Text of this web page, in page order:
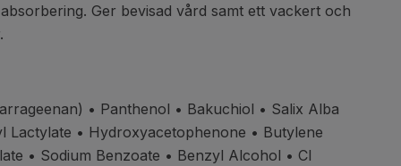
Ger bevisad vård samt ett vackert och
• Panthenol • Bakuchiol • Salix Alba
Lactylate • Hydroxyacetophenone • Butylene
• Sodium Benzoate • Benzyl Alcohol • CI